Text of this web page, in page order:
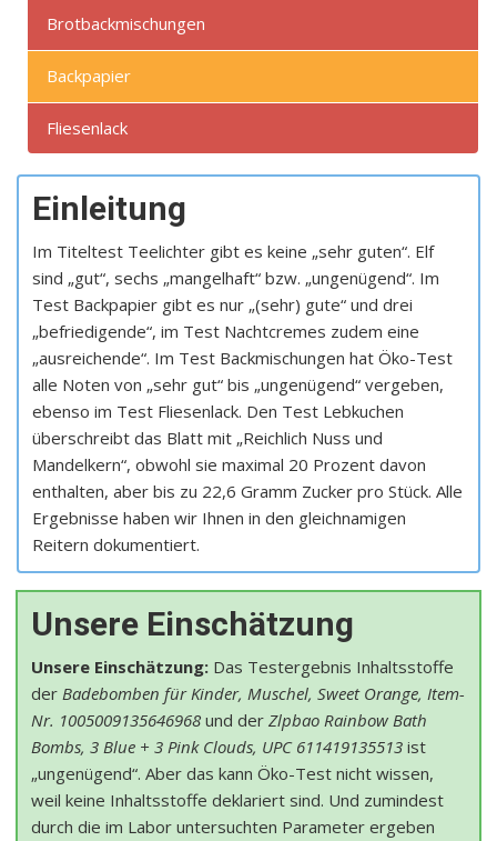
Brotbackmischungen
Backpapier
Fliesenlack
Einleitung
Im Titeltest Teelichter gibt es keine „sehr guten“. Elf
sind „gut“, sechs „mangelhaft“ bzw. „ungenügend“. Im
Test Backpapier gibt es nur „(sehr) gute“ und drei
„befriedigende“, im Test Nachtcremes zudem eine
„ausreichende“. Im Test Backmischungen hat Öko-Test
alle Noten von „sehr gut“ bis „ungenügend“ vergeben,
ebenso im Test Fliesenlack. Den Test Lebkuchen
überschreibt das Blatt mit „Reichlich Nuss und
Mandelkern“, obwohl sie maximal 20 Prozent davon
enthalten, aber bis zu 22,6 Gramm Zucker pro Stück. Alle
Ergebnisse haben wir Ihnen in den gleichnamigen
Reitern dokumentiert.
Unsere Einschätzung
Unsere Einschätzung: Das Testergebnis Inhaltsstoffe
der Badebomben für Kinder, Muschel, Sweet Orange, Item-
Nr. 1005009135646968 und der Zlpbao Rainbow Bath
Bombs, 3 Blue + 3 Pink Clouds, UPC 611419135513 ist
„ungenügend“. Aber das kann Öko-Test nicht wissen,
weil keine Inhaltsstoffe deklariert sind. Und zumindest
durch die im Labor untersuchten Parameter ergeben